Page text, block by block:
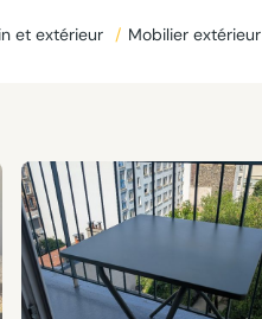
et extérieur / Mobilier extérieur